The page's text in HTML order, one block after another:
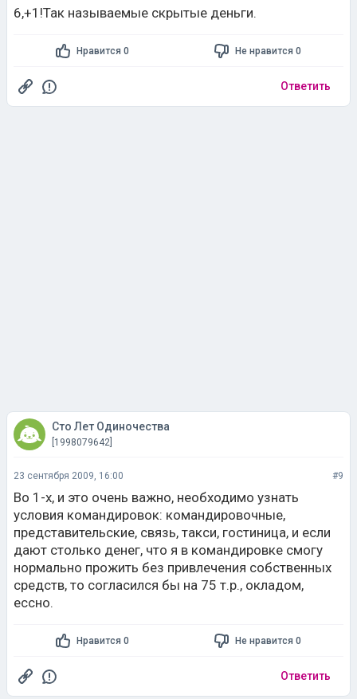
6,+1!Так называемые скрытые деньги.
Нравится 0 Не нравится 0
Ответить
Сто Лет Одиночества
[1998079642]
23 сентября 2009, 16:00 #9
Во 1-х, и это очень важно, необходимо узнать
условия командировок: командировочные,
представительские, связь, такси, гостиница, и если
дают столько денег, что я в командировке смогу
нормально прожить без привлечения собственных
средств, то согласился бы на 75 т.р., окладом,
ессно.
Нравится 0 Не нравится 0
Ответить